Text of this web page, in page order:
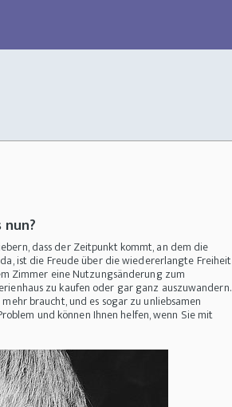
dass der Zeitpunkt kommt, an dem die
ist die Freude über die wiedererlangte Freiheit
Zimmer eine Nutzungsänderung zum
zu kaufen oder gar ganz auszuwandern.
braucht, und es sogar zu unliebsamen
und können Ihnen helfen, wenn Sie mit